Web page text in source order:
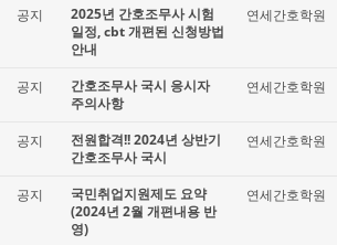
2026-03-25 전원합격!! 2026년 상반기 간호조무사 국시
공지
2025년 간호조무사 시험
일정, cbt 개편된 신청방법
안내
연세간호학원
공지
간호조무사 국시 응시자
주의사항
연세간호학원
공지
전원합격!! 2024년 상반기
간호조무사 국시
연세간호학원
공지
국민취업지원제도 요약
(2024년 2월 개편내용 반
영)
연세간호학원